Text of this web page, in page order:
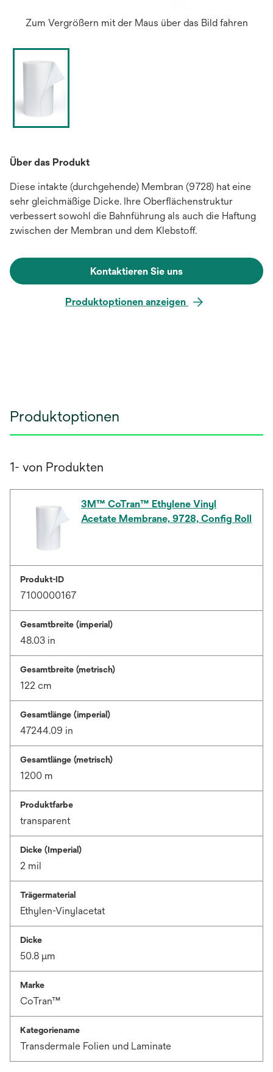
Zum Vergrößern mit der Maus über das Bild fahren
Über das Produkt
Diese intakte (durchgehende) Membran (9728) hat eine
sehr gleichmäßige Dicke. Ihre Oberflächenstruktur
verbessert sowohl die Bahnführung als auch die Haftung
zwischen der Membran und dem Klebstoff.
Kontaktieren Sie uns
Produktoptionen anzeigen
Produktoptionen
1- von Produkten
3M™ CoTran™ Ethylene Vinyl
Acetate Membrane, 9728, Config Roll
Produkt-ID
7100000167
Gesamtbreite (imperial)
48.03 in
Gesamtbreite (metrisch)
122 cm
Gesamtlänge (imperial)
47244.09 in
Gesamtlänge (metrisch)
1200 m
Produktfarbe
transparent
Dicke (Imperial)
2 mil
Trägermaterial
Ethylen-Vinylacetat
Dicke
50.8 μm
Marke
CoTran™
Kategoriename
Transdermale Folien und Laminate